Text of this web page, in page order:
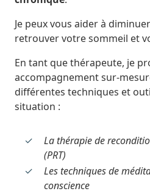
Je peux vous aider à
retrouver votre sommeil et
En tant que thérapeute, je
accompagnement sur-
différentes techniques et
situation :
La thérapie de
(PRT)
Les techniques de
conscience